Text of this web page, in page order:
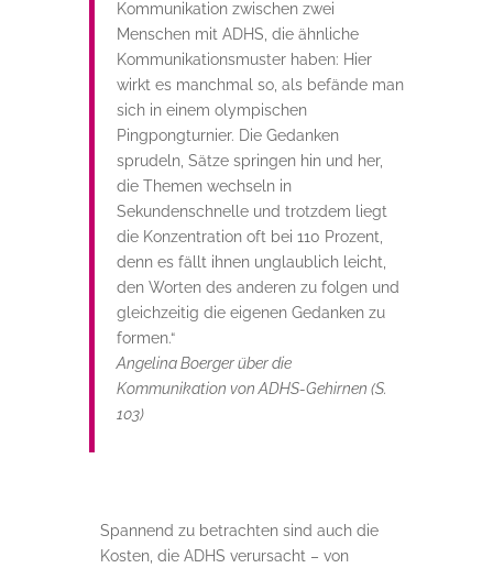
Kommunikation zwischen zwei
Menschen mit ADHS, die ähnliche
Kommunikationsmuster haben: Hier
wirkt es manchmal so, als befände man
sich in einem olympischen
Pingpongturnier. Die Gedanken
sprudeln, Sätze springen hin und her,
die Themen wechseln in
Sekundenschnelle und trotzdem liegt
die Konzentration oft bei 110 Prozent,
denn es fällt ihnen unglaublich leicht,
den Worten des anderen zu folgen und
gleichzeitig die eigenen Gedanken zu
formen.“
Angelina Boerger über die
Kommunikation von ADHS-Gehirnen (S.
103)
Spannend zu betrachten sind auch die
Kosten, die ADHS verursacht – von